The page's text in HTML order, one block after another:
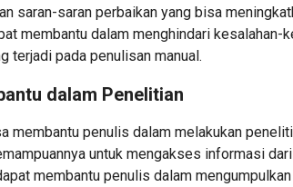
saran-saran perbaikan yang bisa
membantu dalam menghindari kesalahan-
terjadi pada penulisan manual.
dalam Penelitian
membantu penulis dalam melakukan
untuk mengakses informasi
membantu penulis dalam